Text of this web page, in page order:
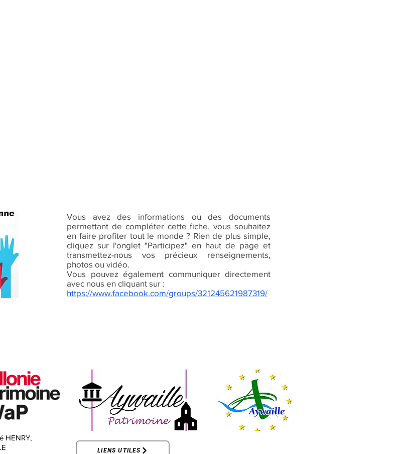
Vous avez des informations ou des documents
permettant de compléter cette fiche, vous souhaitez
en faire profiter tout le monde ? Rien de plus simple,
cliquez sur l'onglet "Participez" en haut de page et
transmettez-nous vos précieux renseignements,
photos ou vidéo.
Vous pouvez également communiquer directement
avec nous en cliquant sur :
https://www.facebook.com/groups/321245621987319/
HENRY,
LIENS UTILES